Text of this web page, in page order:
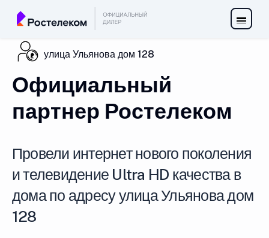
улица Ульянова дом 128
Официальный
партнер Ростелеком
Провели интернет нового поколения
и телевидение Ultra HD качества в
дома по адресу улица Ульянова дом
128